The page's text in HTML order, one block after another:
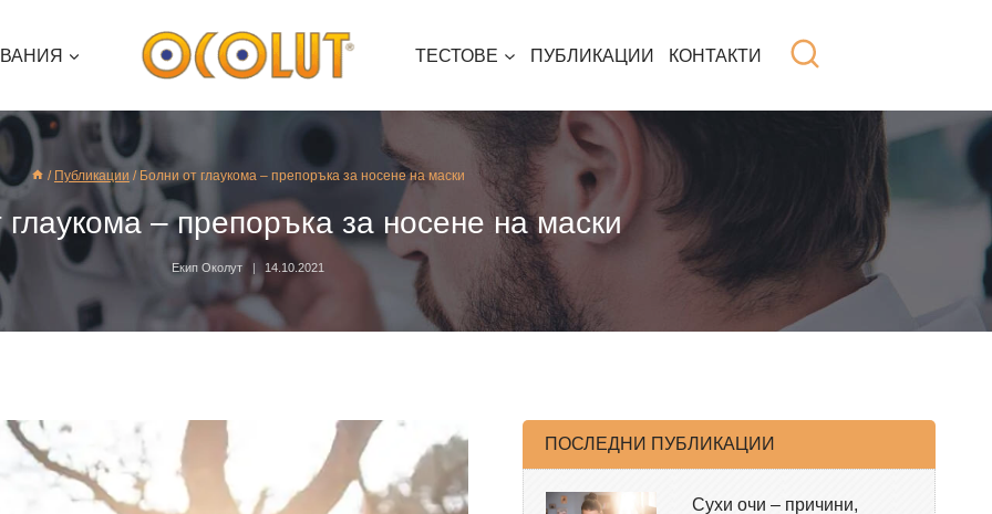
ТЕСТОВЕ ПУБЛИКАЦИИ КОНТАКТИ
/ Публикации / Болни от глаукома – препоръка за носене на маски
глаукома – препоръка за носене на маски
Екип Околут 14.10.2021
ПОСЛЕДНИ ПУБЛИКАЦИИ
Сухи очи – причини,